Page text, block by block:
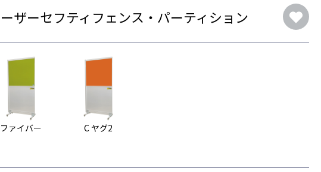
ザーセフティフェンス・パーティション
ファイバー C ヤグ2